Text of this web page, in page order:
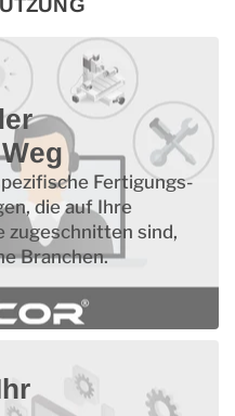
Fertigungs-
die auf Ihre
zugeschnitten sind,
Branchen.